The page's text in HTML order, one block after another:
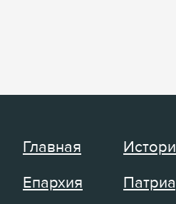
Главная
Епархия